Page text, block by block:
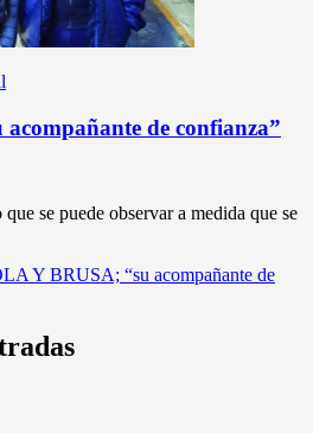
de confianza”
se puede observar a medida que se
Y BRUSA; “su acompañante de